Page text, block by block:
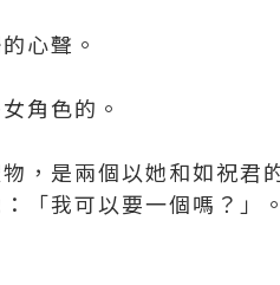
心聲。
角色的。
，是兩個以她和如祝君
「我可以要一個嗎？」